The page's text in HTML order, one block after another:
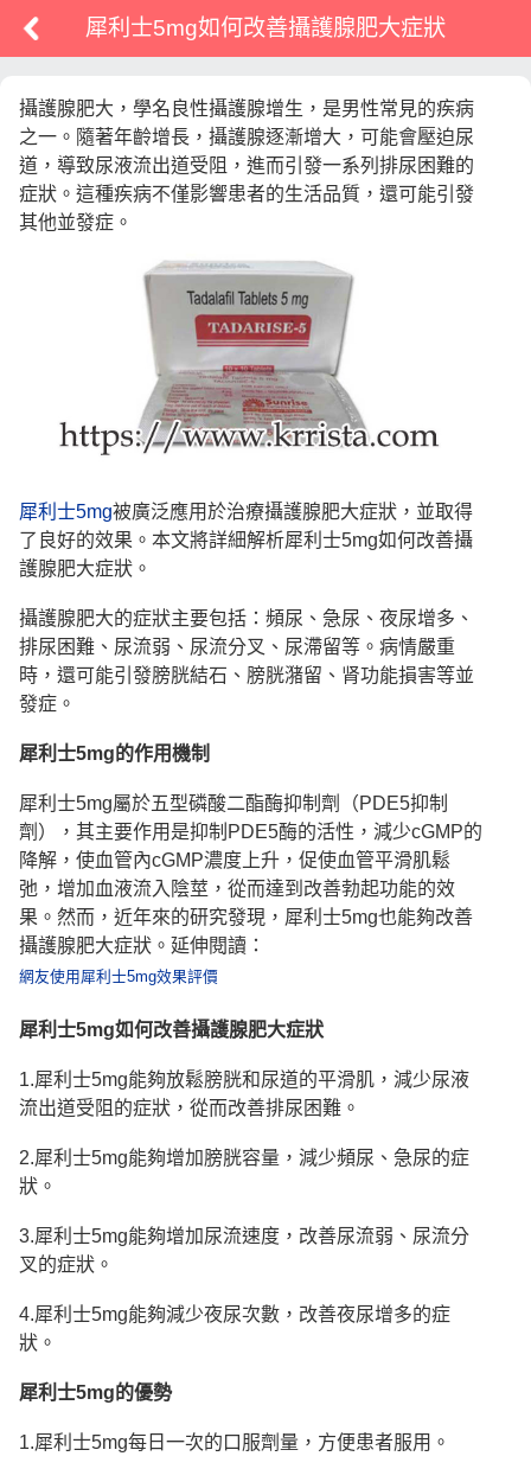
犀利士5mg如何改善攝護腺肥大症狀
攝護腺肥大，學名良性攝護腺增生，是男性常見的疾病
之一。隨著年齡增長，攝護腺逐漸增大，可能會壓迫尿
道，導致尿液流出道受阻，進而引發一系列排尿困難的
症狀。這種疾病不僅影響患者的生活品質，還可能引發
其他並發症。
犀利士5mg被廣泛應用於治療攝護腺肥大症狀，並取得
了良好的效果。本文將詳細解析犀利士5mg如何改善攝
護腺肥大症狀。
攝護腺肥大的症狀主要包括：頻尿、急尿、夜尿增多、
排尿困難、尿流弱、尿流分叉、尿滯留等。病情嚴重
時，還可能引發膀胱結石、膀胱潴留、肾功能損害等並
發症。
犀利士5mg的作用機制
犀利士5mg屬於五型磷酸二酯酶抑制劑（PDE5抑制
劑），其主要作用是抑制PDE5酶的活性，減少cGMP的
降解，使血管內cGMP濃度上升，促使血管平滑肌鬆
弛，增加血液流入陰莖，從而達到改善勃起功能的效
果。然而，近年來的研究發現，犀利士5mg也能夠改善
攝護腺肥大症狀。延伸閱讀：
網友使用犀利士5mg效果評價
犀利士5mg如何改善攝護腺肥大症狀
1.犀利士5mg能夠放鬆膀胱和尿道的平滑肌，減少尿液
流出道受阻的症狀，從而改善排尿困難。
2.犀利士5mg能夠增加膀胱容量，減少頻尿、急尿的症
狀。
3.犀利士5mg能夠增加尿流速度，改善尿流弱、尿流分
叉的症狀。
4.犀利士5mg能夠減少夜尿次數，改善夜尿增多的症
狀。
犀利士5mg的優勢
1.犀利士5mg每日一次的口服劑量，方便患者服用。